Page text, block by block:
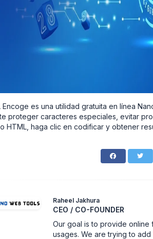
Encoge es una utilidad gratuita en línea
proteger caracteres especiales, evitar
HTML, haga clic en codificar y obtener
Raheel Jakhura
CEO / CO-FOUNDER
Our goal is to provide
usages. We are trying to